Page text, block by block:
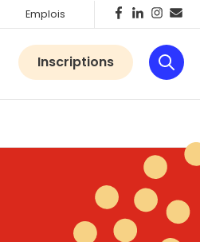
Emplois
Inscriptions